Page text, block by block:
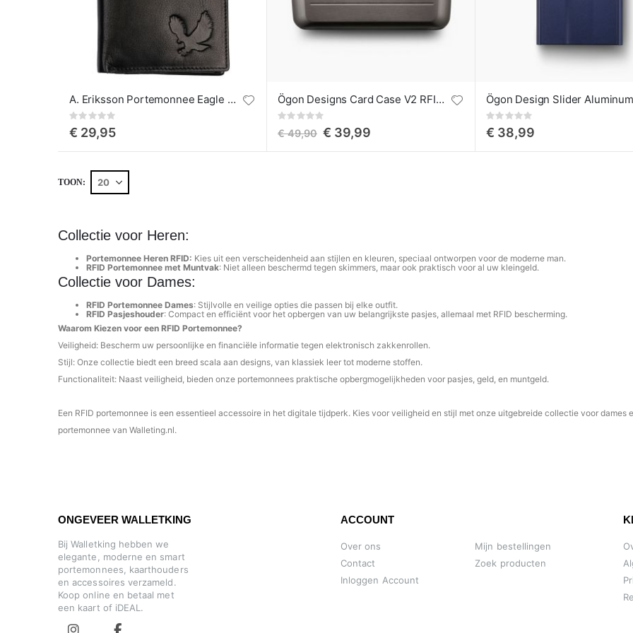
A. Eriksson Portemonnee Eagle Aro
Rating:
€ 29,95
Ögon Designs Card Case V2 RFID Aluminium Titanium
Rating:
€ 49,90 € 39,99
Rating:
€ 38,99
TOON
Collectie voor Heren:
Portemonnee Heren RFID: Kies uit een verscheidenheid aan stijlen en kleuren, speciaal ontworpen voor de moderne man.
RFID Portemonnee met Muntvak: Niet alleen beschermd tegen skimmers, maar ook praktisch voor al uw kleingeld.
Collectie voor Dames:
RFID Portemonnee Dames: Stijlvolle en veilige opties die passen bij elke outfit.
RFID Pasjeshouder: Compact en efficiënt voor het opbergen van uw belangrijkste pasjes, allemaal met RFID bescherming.
Waarom Kiezen voor een RFID Portemonnee?
Veiligheid: Bescherm uw persoonlijke en financiële informatie tegen elektronisch zakkenrollen.
Stijl: Onze collectie biedt een breed scala aan designs, van klassiek leer tot moderne stoffen.
Functionaliteit: Naast veiligheid, bieden onze portemonnees praktische opbergmogelijkheden voor pasjes, geld, en muntgeld.
Een RFID portemonnee is een essentieel accessoire in het digitale tijdperk. Kies voor veiligheid en stijl met onze uitgebreide collectie voor
portemonnee van Walleting.nl.
ONGEVEER WALLETKING
Bij Walletking hebben we
elegante, moderne en smart
portemonnees, kaarthouders
en accessoires verzameld.
Koop online en betaal met
een kaart of iDEAL.
ACCOUNT
Over ons
Contact
Inloggen Account
Mijn bestellingen
Zoek producten